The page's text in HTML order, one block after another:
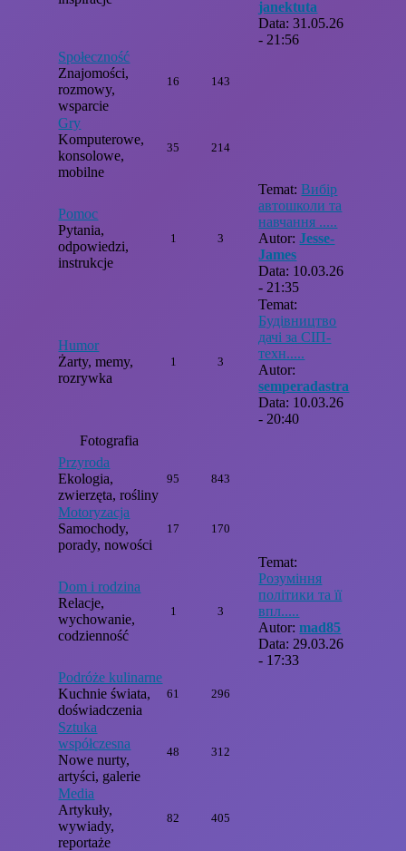
janektuta
Data: 31.05.26
- 21:56
Społeczność
Znajomości,
rozmowy,
wsparcie
16 143
Gry
Komputerowe,
konsolowe,
mobilne
35 214
Pomoc
Pytania,
odpowiedzi,
instrukcje
1 3
Temat:Вибір
автошколи та
навчання .....
Autor:Jesse-
James
Data: 10.03.26
- 21:35
Humor
Żarty, memy,
rozrywka
1 3
Temat:
Будівництво
дачі за СІП-
техн.....
Autor:
semperadastra
Data: 10.03.26
- 20:40
Fotografia
Przyroda
Ekologia,
zwierzęta, rośliny
95 843
Motoryzacja
Samochody,
porady, nowości
17 170
Dom i rodzina
Relacje,
wychowanie,
codzienność
1 3
Temat:
Розуміння
політики та її
впл.....
Autor:mad85
Data: 29.03.26
- 17:33
Podróże kulinarne
Kuchnie świata,
doświadczenia
61 296
Sztuka
współczesna
Nowe nurty,
artyści, galerie
48 312
Media
Artykuły,
wywiady,
reportaże
82 405